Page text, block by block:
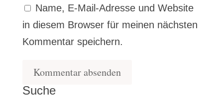
Name, E-Mail-Adresse und Website
in diesem Browser für meinen nächsten
Kommentar speichern.
Suche